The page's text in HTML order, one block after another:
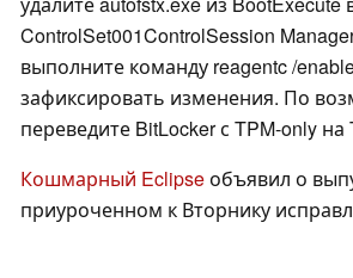
ControlSet001ControlSession
выполните команду reagentc /
зафиксировать изменения. По
переведите BitLocker с TPM-only на
Кошмарный Eclipseобъявил о
приуроченном к Вторнику